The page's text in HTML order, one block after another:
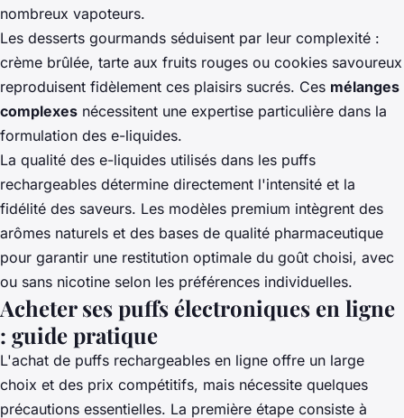
nombreux vapoteurs.
Les desserts gourmands séduisent par leur complexité :
crème brûlée, tarte aux fruits rouges ou cookies savoureux
reproduisent fidèlement ces plaisirs sucrés. Ces mélanges
complexes nécessitent une expertise particulière dans la
formulation des e-liquides.
La qualité des e-liquides utilisés dans les puffs
rechargeables détermine directement l'intensité et la
fidélité des saveurs. Les modèles premium intègrent des
arômes naturels et des bases de qualité pharmaceutique
pour garantir une restitution optimale du goût choisi, avec
ou sans nicotine selon les préférences individuelles.
Acheter ses puffs électroniques en ligne
: guide pratique
L'achat de puffs rechargeables en ligne offre un large
choix et des prix compétitifs, mais nécessite quelques
précautions essentielles. La première étape consiste à